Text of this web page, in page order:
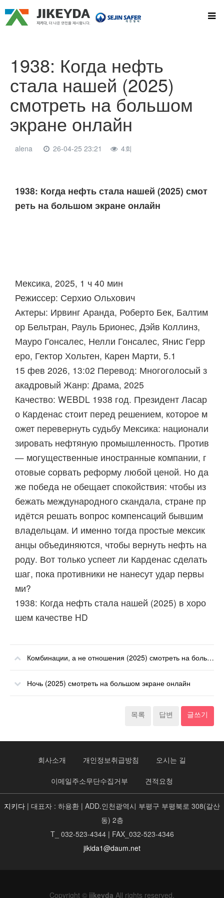
1938: Когда нефть
стала нашей (2025)
смотреть на большом
экране онлайн
alena 26-04-25 23:21 4회
본문
1938: Когда нефть стала нашей (2025) смот
реть на большом экране онлайн
Мексика, 2025, 1 ч 40 мин
Режиссер: Серхио Ольхович
Актеры: Ирвинг Аранда, Роберто Бек, Балтим
ор Бельтран, Рауль Брионес, Дэйв Коллинз,
Мауро Гонсалес, Нелли Гонсалес, Янис Герр
еро, Гектор Хольтен, Карен Марти, 5.1
15 фев 2026, 13:02 Перевод: Многоголосый з
акадровый Жанр: Драма, 2025
Качество: WEBDL 1938 год. Президент Ласар
о Карденас стоит перед решением, которое м
ожет перевернуть судьбу Мексика: национали
зировать нефтяную промышленность. Против
— могущественные иностранные компании, г
отовые сорвать реформу любой ценой. Но да
же победа не обещает спокойствия: чтобы из
бежать международного скандала, стране пр
идётся решать вопрос компенсаций бывшим
владельцам. И именно тогда простые мексик
анцы объединяются, чтобы вернуть нефть на
роду. Вот только успеет ли Карденас сделать
шаг, пока противники не нанесут удар первы
ми?
1938: Когда нефть стала нашей (2025) в хоро
шем качестве HD
Комбинации, а не отношения (2025) смотреть на большом экране онлайн
Ночь (2025) смотреть на большом экране онлайн
목록 답변 글쓰기
회사소개 개인정보취급방침 오시는 길
이메일주소무단수집거부 견적요청
지키다 | 대표자 : 하용환 | ADD.인천광역시 부평구 부평북로 308(갈산
동) 2층
T_ 032-523-4344 | FAX_032-523-4346
jikida1@daum.net
Copyright © jikeyda All rights reserved.